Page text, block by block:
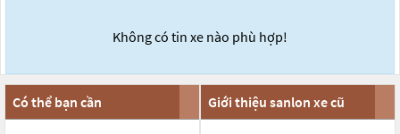
Không có tin xe nào phù hợp!
Có thể bạn cần Giới thiệu sanlon xe cũ